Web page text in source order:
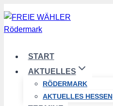
Zum
Inhalt
springen
START
AKTUELLES
RÖDERMARK
AKTUELLES HESSEN